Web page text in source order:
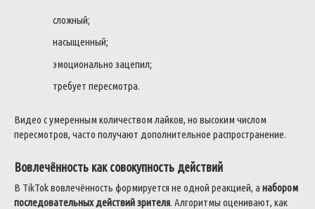
сложный;
насыщенный;
эмоционально зацепил;
требует пересмотра.
Видео с умеренным количеством лайков, но высоким числом
пересмотров, часто получают дополнительное распространение.
Вовлечённость как совокупность действий
В TikTok вовлечённость формируется не одной реакцией, а набором
последовательных действий зрителя. Алгоритмы оценивают, как